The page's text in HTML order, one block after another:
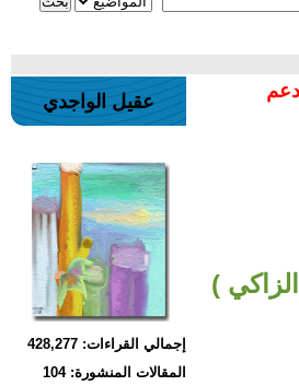
دعم
)
عقيل الواجدي
إجمالي القراءات: 428,277
المقالات المنشورة: 104